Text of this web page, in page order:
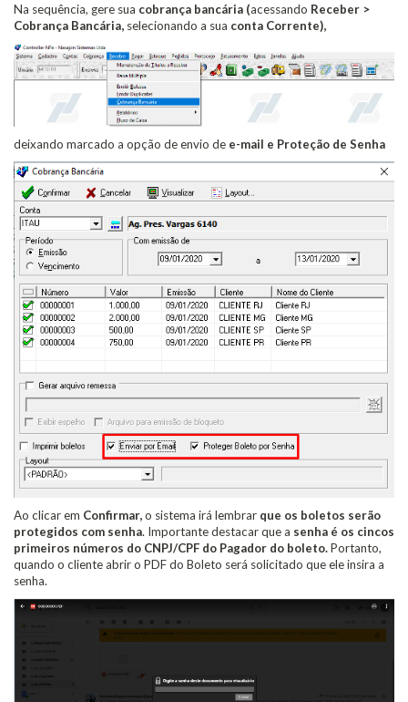
Na sequência, gere sua cobrança bancária (acessando Receber >
Cobrança Bancária, selecionando a sua conta Corrente),
deixando marcado a opção de envio de e-mail e Proteção de Senha
Ao clicar em Confirmar,o sistema irá lembrar que os boletos serão
protegidos com senha. Importante destacar que a senha é os cincos
primeiros números do CNPJ/CPF do Pagador do boleto.Portanto,
quando o cliente abrir o PDF do Boleto será solicitado que ele insira a
senha.